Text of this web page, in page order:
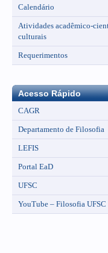
Calendário
Atividades acadêmico-
culturais
Requerimentos
Acesso Rápido
CAGR
Departamento de Filosofia
LEFIS
Portal EaD
UFSC
YouTube – Filosofia UFSC